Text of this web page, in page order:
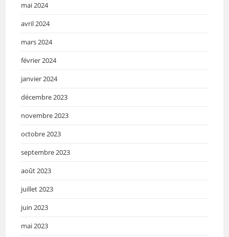
mai 2024
avril 2024
mars 2024
février 2024
janvier 2024
décembre 2023
novembre 2023
octobre 2023
septembre 2023
août 2023
juillet 2023
juin 2023
mai 2023